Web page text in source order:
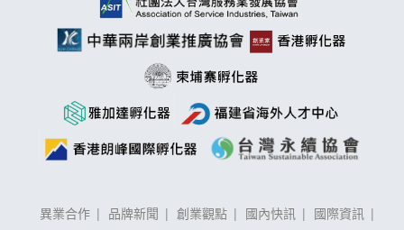
異業合作 品牌新聞 創業觀點 國內快訊 國際資訊